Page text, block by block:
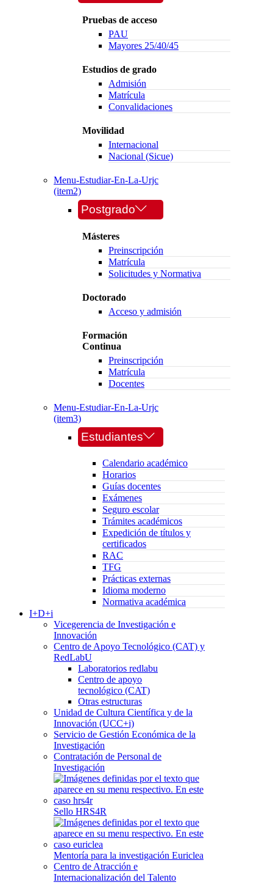
Pruebas de acceso
PAU
Mayores 25/40/45
Estudios de grado
Admisión
Matrícula
Convalidaciones
Movilidad
Internacional
Nacional (Sicue)
Menu-Estudiar-En-La-Urjc
(item2)
Postgrado
Másteres
Preinscripción
Matrícula
Solicitudes y Normativa
Doctorado
Acceso y admisión
Formación
Continua
Preinscripción
Matrícula
Docentes
Menu-Estudiar-En-La-Urjc
(item3)
Estudiantes
Calendario académico
Horarios
Guías docentes
Exámenes
Seguro escolar
Trámites académicos
Expedición de títulos y
certificados
RAC
TFG
Prácticas externas
Idioma moderno
Normativa académica
I+D+i
Vicegerencia de Investigación e
Innovación
Centro de Apoyo Tecnológico (CAT) y
RedLabU
Laboratorios redlabu
Centro de apoyo
tecnológico (CAT)
Otras estructuras
Unidad de Cultura Científica y de la
Innovación (UCC+i)
Servicio de Gestión Económica de la
Investigación
Contratación de Personal de
Investigación
Sello HRS4R
Mentoría para la investigación Euriclea
Centro de Atracción e
Internacionalización del Talento